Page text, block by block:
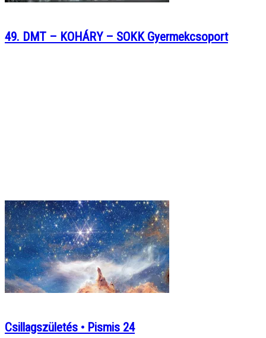
49. DMT – KOHÁRY – SOKK Gyermekcsoport
Csillagszületés • Pismis 24